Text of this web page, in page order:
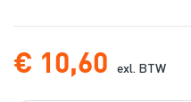
€ 10,60 exl. BTW